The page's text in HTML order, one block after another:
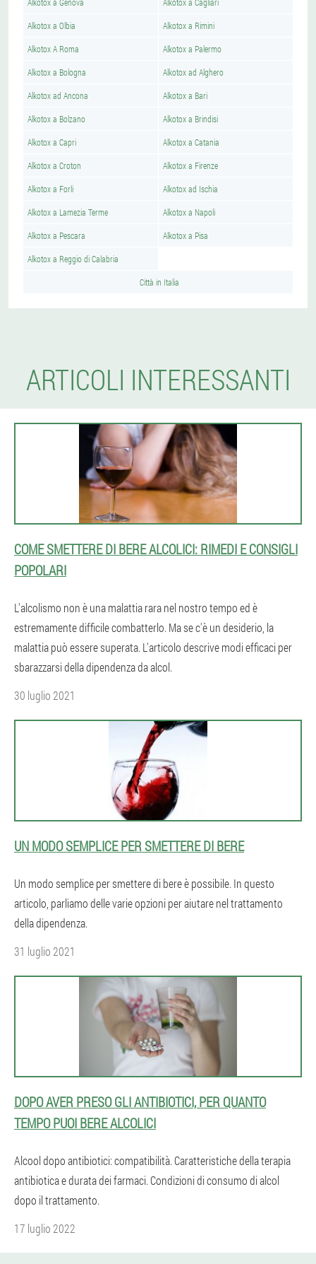
Alkotox a Olbia Alkotox a Rimini
Alkotox A Roma Alkotox a Palermo
Alkotox a Bologna Alkotox ad Alghero
Alkotox ad Ancona Alkotox a Bari
Alkotox a Bolzano Alkotox a Brindisi
Alkotox a Capri Alkotox a Catania
Alkotox a Croton Alkotox a Firenze
Alkotox a Forli Alkotox ad Ischia
Alkotox a Lamezia Terme Alkotox a Napoli
Alkotox a Pescara Alkotox a Pisa
Alkotox a Reggio di Calabria
Città in Italia
ARTICOLI INTERESSANTI
COME SMETTERE DI BERE ALCOLICI: RIMEDI E CONSIGLI
POPOLARI
L'alcolismo non è una malattia rara nel nostro tempo ed è
estremamente difficile combatterlo. Ma se c'è un desiderio, la
malattia può essere superata. L'articolo descrive modi efficaci per
sbarazzarsi della dipendenza da alcol.
30 luglio 2021
UN MODO SEMPLICE PER SMETTERE DI BERE
Un modo semplice per smettere di bere è possibile. In questo
articolo, parliamo delle varie opzioni per aiutare nel trattamento
della dipendenza.
31 luglio 2021
DOPO AVER PRESO GLI ANTIBIOTICI, PER QUANTO
TEMPO PUOI BERE ALCOLICI
Alcool dopo antibiotici: compatibilità. Caratteristiche della terapia
antibiotica e durata dei farmaci. Condizioni di consumo di alcol
dopo il trattamento.
17 luglio 2022